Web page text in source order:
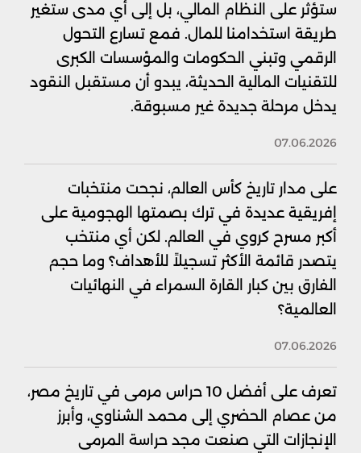
ستؤثر على النظام المالي، بل إلى أي مدى ستغير
طريقة استخدامنا للمال. فمع تسارع التحول
الرقمي وتبني الحكومات والمؤسسات الكبرى
للتقنيات المالية الحديثة، يبدو أن مستقبل النقود
يدخل مرحلة جديدة غير مسبوقة.
07.06.2026
على مدار تاريخ كأس العالم، نجحت منتخبات
إفريقية عديدة في ترك بصمتها الهجومية على
أكبر مسرح كروي في العالم. لكن أي منتخب
يتصدر قائمة الأكثر تسجيلاً للأهداف؟ وما حجم
الفارق بين كبار القارة السمراء في النهائيات
العالمية؟
07.06.2026
تعرف على أفضل 10 حراس مرمى في تاريخ مصر،
من عصام الحضري إلى محمد الشناوي، وأبرز
الإنجازات التي صنعت مجد حراسة المرمى